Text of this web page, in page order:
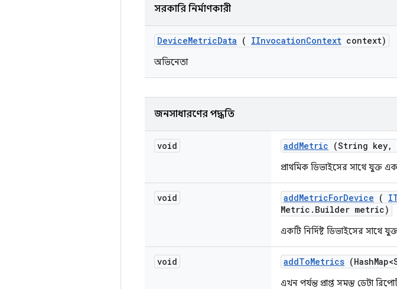
সরকারি নির্মাণকারী
DeviceMetricData ( IInvocationContext context)
অভিনেতা
জনসাধারণের পদ্ধতি
void addMetric (String key,
প্রাথমিক ডিভাইসের সাথে যুক্ত
void addMetricForDevice (
Metric . Builder metric)
একটি নির্দিষ্ট ডিভাইসের সাথে
void addToMetrics (Hash
এখন পর্যন্ত প্রাপ্ত সমস্ত ডেটা